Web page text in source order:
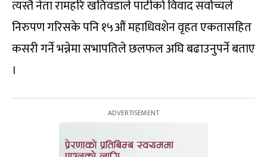
त्यस्तै नेता रामहरि खतिवडाले पार्टीको विवाद सर्वोच्चले
निरुपण गरिसके पनि १५औं महाधिवशेन वृहत एकतासहित
कसरी गर्ने भन्नेमा सभापतिले छलफल अघि बढाउनुपर्ने बताए
।